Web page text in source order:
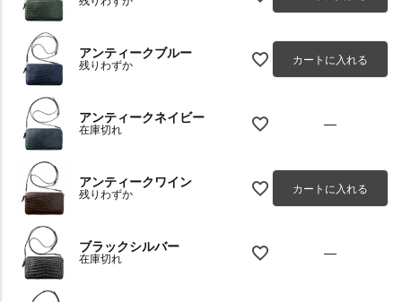
アンティークブルー
残りわずか カートに入れる
アンティークネイビー
在庫切れ —
アンティークワイン
残りわずか カートに入れる
ブラックシルバー
在庫切れ —